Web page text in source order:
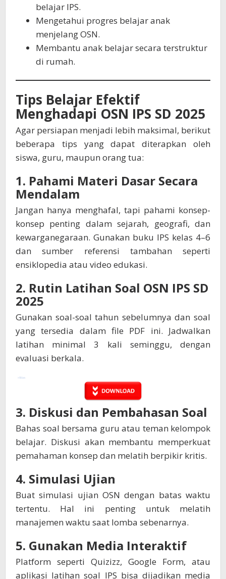
belajar IPS.
Mengetahui progres belajar anak
menjelang OSN.
Membantu anak belajar secara terstruktur
di rumah.
Tips Belajar Efektif
Menghadapi OSN IPS SD 2025
Agar persiapan menjadi lebih maksimal, berikut
beberapa tips yang dapat diterapkan oleh
siswa, guru, maupun orang tua:
1. Pahami Materi Dasar Secara
Mendalam
Jangan hanya menghafal, tapi pahami konsep-
konsep penting dalam sejarah, geografi, dan
kewarganegaraan. Gunakan buku IPS kelas 4–6
dan sumber referensi tambahan seperti
ensiklopedia atau video edukasi.
2. Rutin Latihan Soal OSN IPS SD
2025
Gunakan soal-soal tahun sebelumnya dan soal
yang tersedia dalam file PDF ini. Jadwalkan
latihan minimal 3 kali seminggu, dengan
evaluasi berkala.
3. Diskusi dan Pembahasan Soal
Bahas soal bersama guru atau teman kelompok
belajar. Diskusi akan membantu memperkuat
pemahaman konsep dan melatih berpikir kritis.
4. Simulasi Ujian
Buat simulasi ujian OSN dengan batas waktu
tertentu. Hal ini penting untuk melatih
manajemen waktu saat lomba sebenarnya.
5. Gunakan Media Interaktif
Platform seperti Quizizz, Google Form, atau
aplikasi latihan soal IPS bisa dijadikan media